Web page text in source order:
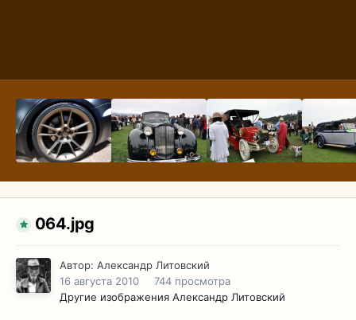
064.jpg
Автор: Александр Литовский
16 августа 2010
744 просмотра
Другие изображения Александр Литовский